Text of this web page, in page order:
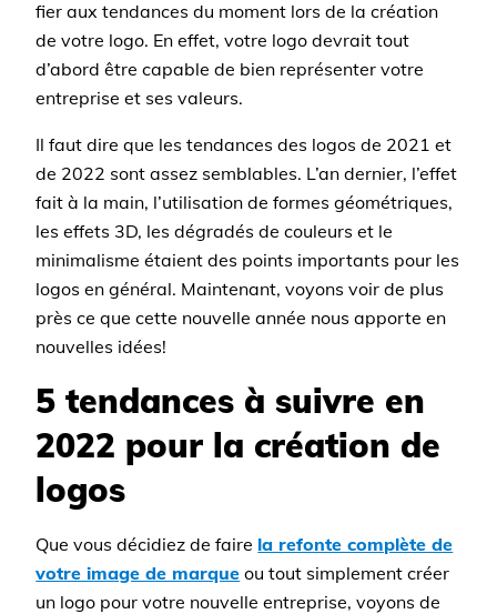
fier aux tendances du moment lors de la création
de votre logo. En effet, votre logo devrait tout
d’abord être capable de bien représenter votre
entreprise et ses valeurs.
Il faut dire que les tendances des logos de 2021 et
de 2022 sont assez semblables. L’an dernier, l’effet
fait à la main, l’utilisation de formes géométriques,
les effets 3D, les dégradés de couleurs et le
minimalisme étaient des points importants pour les
logos en général. Maintenant, voyons voir de plus
près ce que cette nouvelle année nous apporte en
nouvelles idées!
5 tendances à suivre en
2022 pour la création de
logos
Que vous décidiez de faire la refonte complète de
votre image de marque ou tout simplement créer
un logo pour votre nouvelle entreprise, voyons de